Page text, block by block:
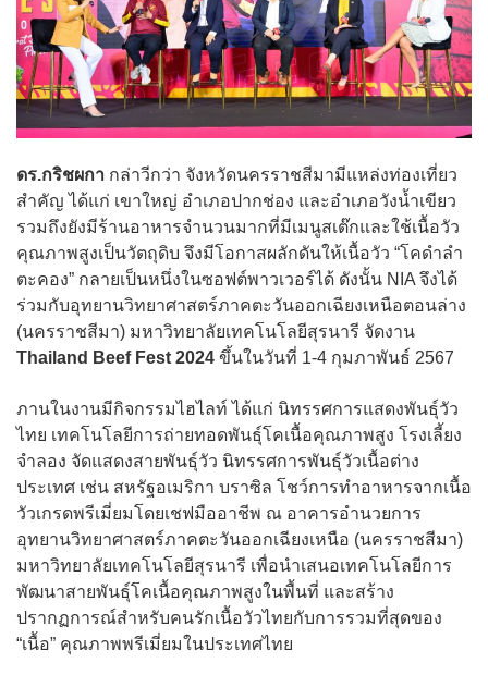
ดร.กริชผกา กล่าวีกว่า จังหวัดนครราชสีมามีแหล่งท่องเที่ยว
สำคัญ ได้แก่ เขาใหญ่ อำเภอปากช่อง และอำเภอวังน้ำเขียว
รวมถึงยังมีร้านอาหารจำนวนมากที่มีเมนูสเต๊กและใช้เนื้อวัว
คุณภาพสูงเป็นวัตถุดิบ จึงมีโอกาสผลักดันให้เนื้อวัว “โคดำลำ
ตะคอง” กลายเป็นหนึ่งในซอฟต์พาวเวอร์ได้ ดังนั้น NIA จึงได้
ร่วมกับอุทยานวิทยาศาสตร์ภาคตะวันออกเฉียงเหนือตอนล่าง
(นครราชสีมา) มหาวิทยาลัยเทคโนโลยีสุรนารี จัดงาน
Thailand Beef Fest 2024 ขึ้นในวันที่ 1-4 กุมภาพันธ์ 2567
ภานในงานมีกิจกรรมไฮไลท์ ได้แก่ นิทรรศการแสดงพันธุ์วัว
ไทย เทคโนโลยีการถ่ายทอดพันธุ์โคเนื้อคุณภาพสูง โรงเลี้ยง
จำลอง จัดแสดงสายพันธุ์วัว นิทรรศการพันธุ์วัวเนื้อต่าง
ประเทศ เช่น สหรัฐอเมริกา บราซิล โชว์การทำอาหารจากเนื้อ
วัวเกรดพรีเมี่ยมโดยเชฟมืออาชีพ ณ อาคารอำนวยการ
อุทยานวิทยาศาสตร์ภาคตะวันออกเฉียงเหนือ (นครราชสีมา)
มหาวิทยาลัยเทคโนโลยีสุรนารี เพื่อนำเสนอเทคโนโลยีการ
พัฒนาสายพันธุ์โคเนื้อคุณภาพสูงในพื้นที่ และสร้าง
ปรากฏการณ์สำหรับคนรักเนื้อวัวไทยกับการรวมที่สุดของ
“เนื้อ” คุณภาพพรีเมี่ยมในประเทศไทย